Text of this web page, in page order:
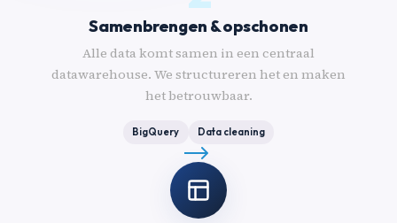
Samenbrengen & opschonen
Alle data komt samen in een centraal
datawarehouse. We structureren het en maken
het betrouwbaar.
BigQuery Data cleaning